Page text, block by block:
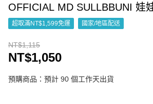
OFFICIAL MD SULLBBUNI 娃
超取滿NT$1,599免運 國家/地區配送
NT$1,115
NT$1,050
預購商品：預計 90 個工作天出貨